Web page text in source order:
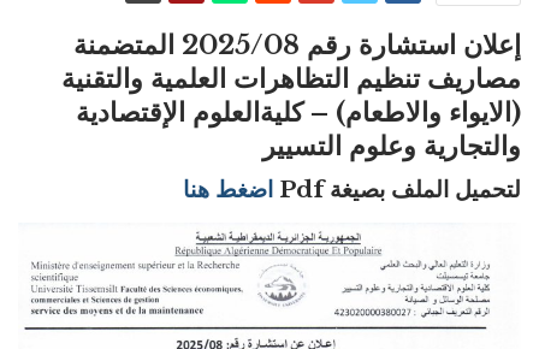
إعلان استشارة رقم 2025/08 المتضمنة
مصاريف تنظيم التظاهرات العلمية والتقنية
(الايواء والاطعام) –كليةالعلوم الإقتصادية
والتجارية وعلوم التسيير
لتحميل الملف بصيغة Pdf اضغط هنا